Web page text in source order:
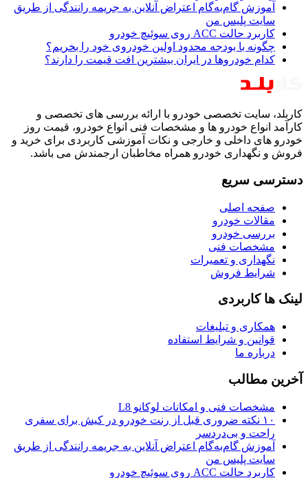
آموزش گام‌به‌گام اعتراض آنلاین به جریمه رانندگی از طریق
سایت پلیس من
کاربرد حالت ACC روی سوئیچ خودرو
چگونه با بودجه محدود اولین خودروی خود را بخریم؟
کدام خودروها در ایران بیشترین افت قیمت را دارند؟
کاربلد، سایت تخصصی خودرو با ارائه بررسی های تخصصی و
کارآمد انواع خودرو ها و مشخصات فنی انواع خودرو، قیمت روز
خودرو های داخلی و خارجی و نکات آموزشی کاربردی برای خرید و
فروش و نگهداری خودرو همراه مخاطبان ارجمندش می باشد.
دسترسی سریع
صفحه اصلی
مقالات خودرو
بررسی خودرو
مشخصات فنی
نگهداری و تعمیرات
شرایط فروش
لینک ها کاربردی
همکاری و تبلیغات
قوانین و شرایط استفاده
درباره ما
آخرین مطالب
مشخصات فنی و امکانات لوکانو L8
۱۰ نکته ضروری قبل از رنت خودرو در کیش برای سفری
راحت و بی‌دردسر
آموزش گام‌به‌گام اعتراض آنلاین به جریمه رانندگی از طریق
سایت پلیس من
کاربرد حالت ACC روی سوئیچ خودرو